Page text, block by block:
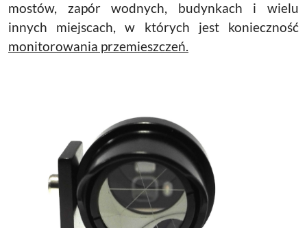
mostów, zapór wodnych, budynkach i wielu
innych miejscach, w których jest konieczność
monitorowania przemieszczeń.